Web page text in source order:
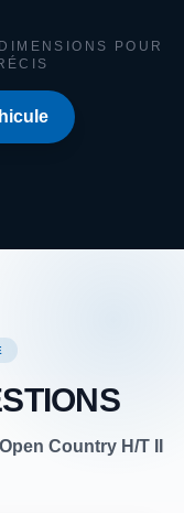
POUR
Open Country H/T II